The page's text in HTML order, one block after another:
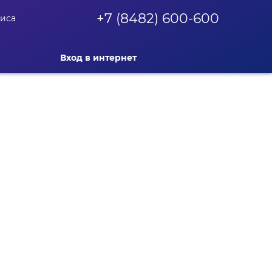
+7 (8482) 600-600
Вход в интернет